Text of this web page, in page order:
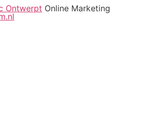
Ontwerpt Online Marketing